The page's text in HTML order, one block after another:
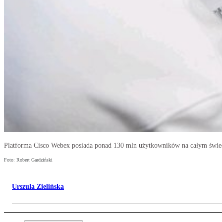
Platforma Cisco Webex posiada ponad 130 mln użytkowników na całym
Foto: Robert Gardziński
Urszula Zielińska